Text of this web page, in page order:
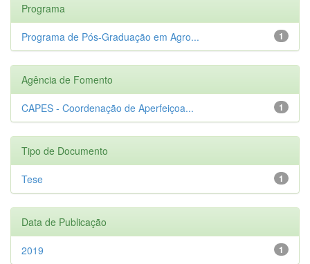
Programa
1
Programa de Pós-Graduação em Agro...
Agência de Fomento
1
CAPES - Coordenação de Aperfeiçoa...
Tipo de Documento
1
Tese
Data de Publicação
1
2019